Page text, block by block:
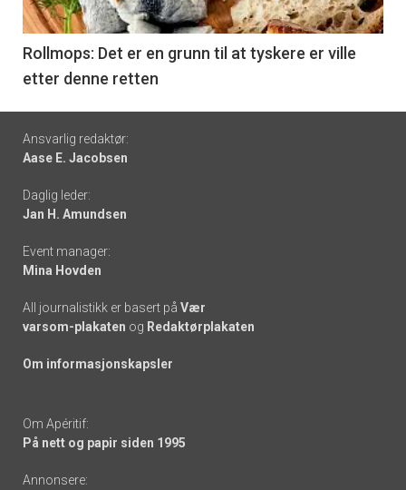
-
6
Rollmops: Det er en grunn til at tyskere er ville
etter denne retten
Footer
-
links
Ansvarlig redaktør:
Aase E. Jacobsen
Daglig leder:
Jan H. Amundsen
Event manager:
Mina Hovden
All journalistikk er basert på Vær
varsom-plakaten og Redaktørplakaten
Om informasjonskapsler
Om Apéritif:
På nett og papir siden 1995
Annonsere: